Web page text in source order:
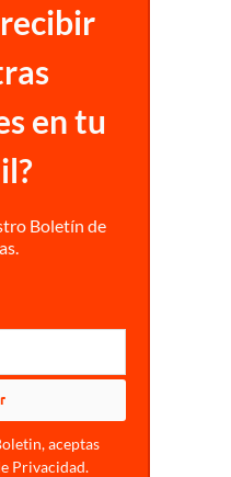
en tu
Boletín de
aceptas
Privacidad.